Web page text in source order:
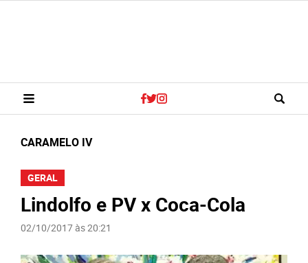
CARAMELO IV
GERAL
Lindolfo e PV x Coca-Cola
02/10/2017 às 20:21